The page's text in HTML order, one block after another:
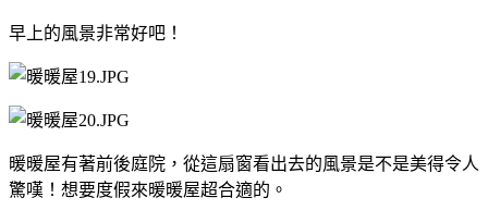
早上的風景非常好吧！
暖暖屋有著前後庭院，從這扇窗看出去的風景是不是美得令人
驚嘆！想要度假來暖暖屋超合適的。